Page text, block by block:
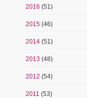
2016 (51)
2015 (46)
2014 (51)
2013 (48)
2012 (54)
2011 (53)